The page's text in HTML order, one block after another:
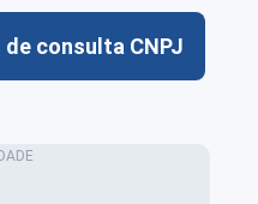
consulta CNPJ